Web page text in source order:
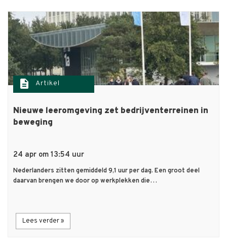
description Artikel
Nieuwe leeromgeving zet bedrijventerreinen in
beweging
24 apr om 13:54 uur
Nederlanders zitten gemiddeld 9,1 uur per dag. Een groot deel
daarvan brengen we door op werkplekken die…
Lees verder »